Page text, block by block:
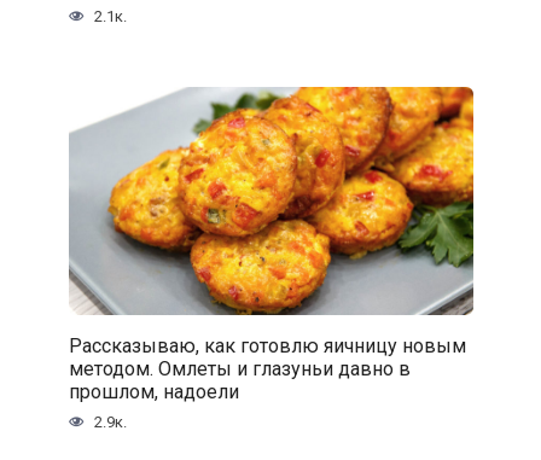
2.1к.
Рассказываю, как готовлю яичницу новым
методом. Омлеты и глазуньи давно в
прошлом, надоели
2.9к.